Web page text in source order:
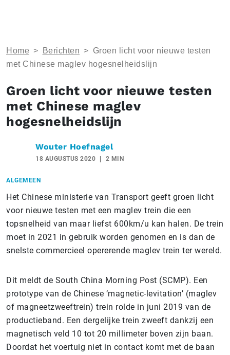
Home > Berichten > Groen licht voor nieuwe testen
met Chinese maglev hogesnelheidslijn
Groen licht voor nieuwe testen
met Chinese maglev
hogesnelheidslijn
Wouter Hoefnagel
18 AUGUSTUS 2020 2 MIN
ALGEMEEN
Het Chinese ministerie van Transport geeft groen licht
voor nieuwe testen met een maglev trein die een
topsnelheid van maar liefst 600km/u kan halen. De trein
moet in 2021 in gebruik worden genomen en is dan de
snelste commercieel opererende maglev trein ter wereld.
Dit meldt de South China Morning Post (SCMP). Een
prototype van de Chinese ‘magnetic-levitation’ (maglev
of magneetzweeftrein) trein rolde in juni 2019 van de
productieband. Een dergelijke trein zweeft dankzij een
magnetisch veld 10 tot 20 millimeter boven zijn baan.
Doordat het voertuig niet in contact komt met de baan